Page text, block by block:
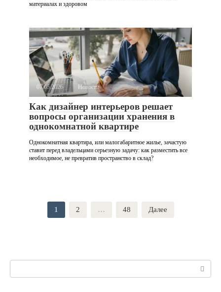
материалах и здоровом
07.05.2026 Новости
Как дизайнер интерьеров решает
вопросы организации хранения в
однокомнатной квартире
Однокомнатная квартира, или малогабаритное жилье, зачастую
ставит перед владельцами серьезную задачу: как разместить все
необходимое, не превратив пространство в склад?
1 2 … 48 Далее